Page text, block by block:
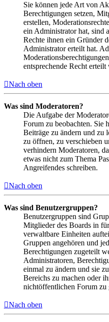
Sie können jede Art von
Berechtigungen setzen,
erstellen,
ein Administrator hat, sind
Rechte ihnen ein Gründer
Administrator erteilt hat.
entsprechende Recht erteilt
Nach oben
Was sind Moderatoren?
Die Aufgabe der
Forum zu beobachten. Sie
Beiträge zu ändern und zu
zu öffnen, zu verschieben
verhindern Moderatoren,
etwas nicht zum Thema
Angreifendes schreiben.
Nach oben
Was sind Benutzergruppen?
Benutzergruppen sind
Mitglieder des Boards in
verwaltbare Einheiten
Gruppen angehören und
Berechtigungen zugeteilt
Administratoren,
einmal zu ändern und sie
Bereichs zu machen oder
nichtöffentlichen Forum zu
Nach oben